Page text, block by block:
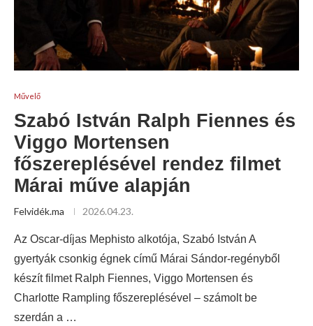
Művelő
Szabó István Ralph Fiennes és
Viggo Mortensen
főszereplésével rendez filmet
Márai műve alapján
Felvidék.ma 2026.04.23.
Az Oscar-díjas Mephisto alkotója, Szabó István A
gyertyák csonkig égnek című Márai Sándor-regényből
készít filmet Ralph Fiennes, Viggo Mortensen és
Charlotte Rampling főszereplésével – számolt be
szerdán a …